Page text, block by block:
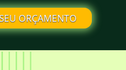
ORÇAMENTO